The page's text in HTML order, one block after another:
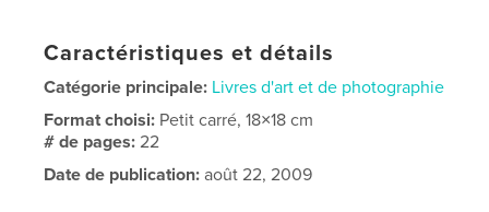
Caractéristiques et détails
Catégorie principale: Livres d'art et de photographie
Format choisi: Petit carré, 18×18 cm
# de pages:22
Date de publication: août 22, 2009